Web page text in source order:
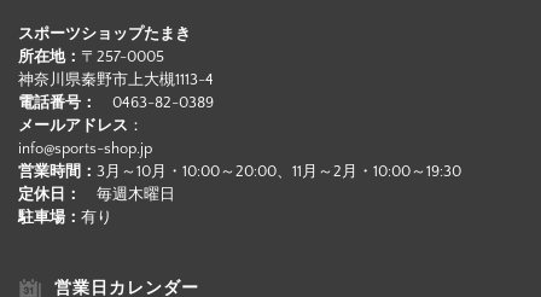
スポーツショップたまき
所在地： 〒257-0005
神奈川県秦野市上大槻1113-4
電話番号：
0463-82-0389
メールアドレス ：
info@sports-shop.jp
営業時間： 3月～10月・10:00～20:00、11月～2月・10:00～19:30
定休日：
毎週木曜日
駐車場： 有り
営業日カレンダー